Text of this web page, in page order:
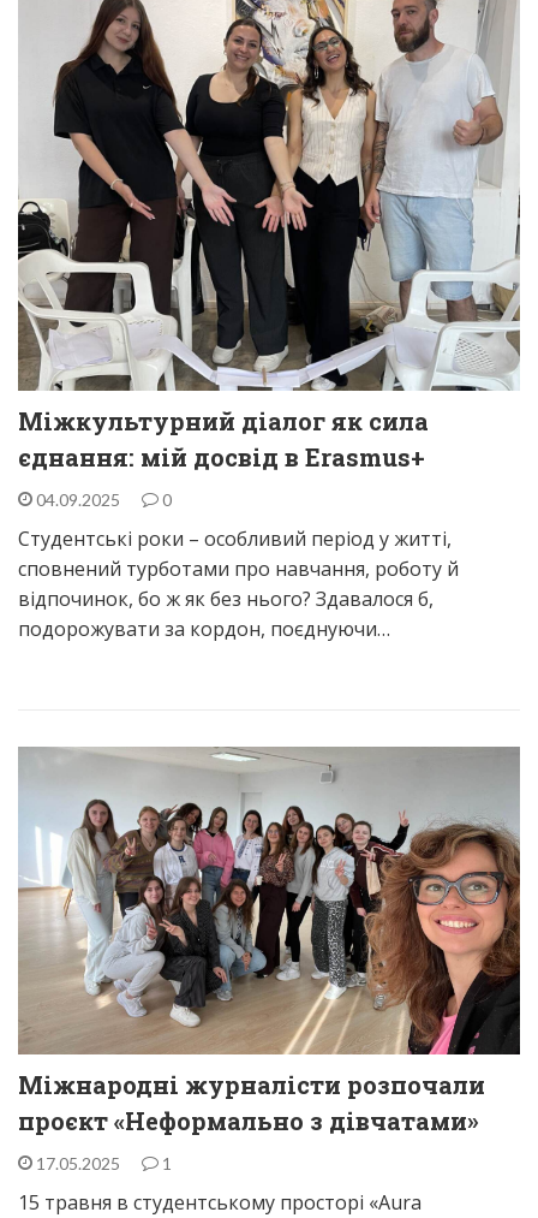
Міжкультурний діалог як сила
єднання: мій досвід в Erasmus+
04.09.2025 0
Студентські роки – особливий період у житті,
сповнений турботами про навчання, роботу й
відпочинок, бо ж як без нього? Здавалося б,
подорожувати за кордон, поєднуючи…
Міжнародні журналісти розпочали
проєкт «Неформально з дівчатами»
17.05.2025 1
15 травня в студентському просторі «Aura